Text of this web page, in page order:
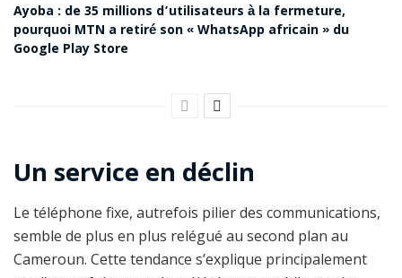
Ayoba : de 35 millions d’utilisateurs à la fermeture,
pourquoi MTN a retiré son « WhatsApp africain » du
Google Play Store
Un service en déclin
Le téléphone fixe, autrefois pilier des communications,
semble de plus en plus relégué au second plan au
Cameroun. Cette tendance s’explique principalement